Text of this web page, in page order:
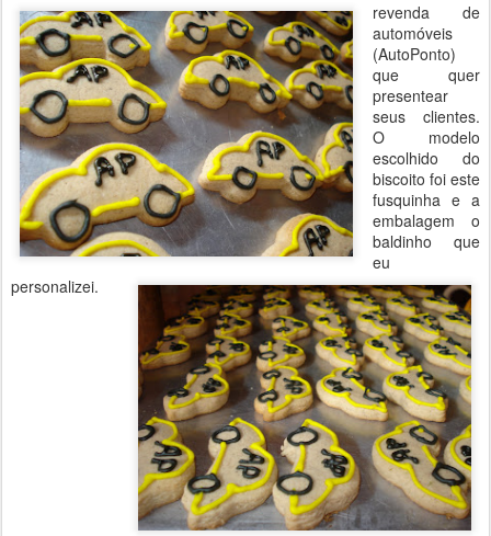
revenda de
automóveis
(AutoPonto)
que quer
presentear
seus clientes.
O modelo
escolhido do
biscoito foi este
fusquinha e a
embalagem o
baldinho que
eu
personalizei.